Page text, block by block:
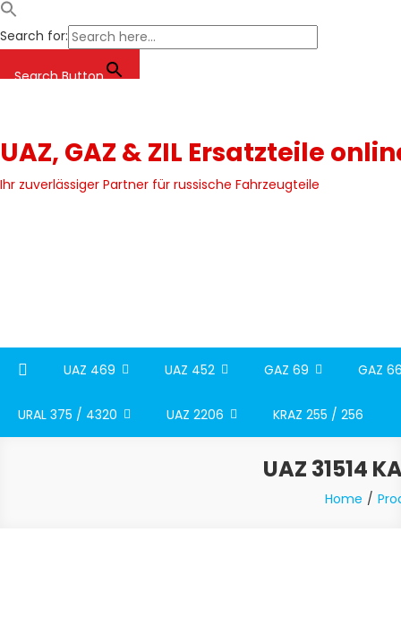
Search for:
Search Button
UAZ, GAZ & ZIL Ersatzteile
Ihr zuverlässiger Partner für russische Fahrzeugteile
UAZ 469 UAZ 452 GAZ 69 GAZ
URAL 375 / 4320 UAZ 2206 KRAZ 255 / 256
UAZ 31514
Home